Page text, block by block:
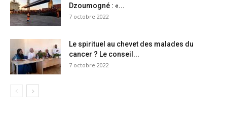
Dzoumogné : «...
7 octobre 2022
Le spirituel au chevet des malades du
cancer ? Le conseil...
7 octobre 2022